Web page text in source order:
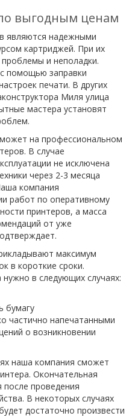
выгодным ценам
являются надежными
картриджей. При их
проблемы и неполадки.
помощью заправки
печати. В других
Миля улица
мастера установят
на профессиональном
В случае
не исключена
через 2-3 месяца
компания
работ по оперативному
принтеров, а масса
от уже
максимум
в короткие сроки.
в следующих случаях:
бумагу
частично напечатанными
о возникновении
наша компания сможет
Окончательная
проведения
В некоторых случаях
достаточно произвести